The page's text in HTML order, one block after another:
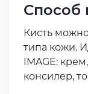
Способ
Кисть
типа кожи.
IMAGE:
консилер,